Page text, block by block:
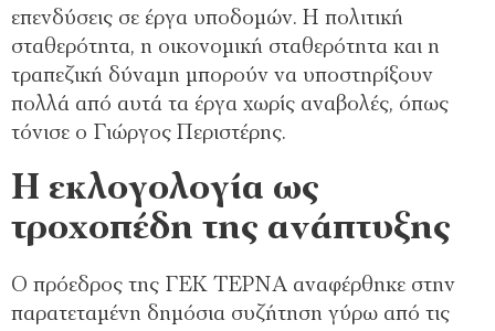
επενδύσεις σε έργα υποδομών. Η πολιτική
σταθερότητα, η οικονομική σταθερότητα και η
τραπεζική δύναμη μπορούν να υποστηρίξουν
πολλά από αυτά τα έργα χωρίς αναβολές, όπως
τόνισε ο Γιώργος Περιστέρης.
Η εκλογολογία ως
τροχοπέδη της ανάπτυξης
Ο πρόεδρος της ΓΕΚ ΤΕΡΝΑ αναφέρθηκε στην
παρατεταμένη δημόσια συζήτηση γύρω από τις